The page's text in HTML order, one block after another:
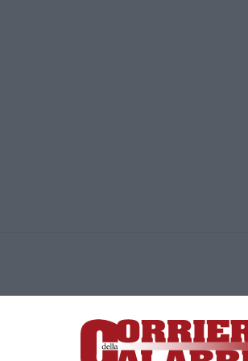
Lamezia Terme (CZ)
responsabile Paola Militano |Privacy